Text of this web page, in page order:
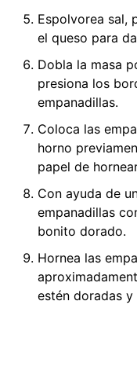
Espolvorea sal,
el queso para
Dobla la masa
presiona los
empanadillas.
Coloca las
horno
papel de
Con ayuda de
empanadillas
bonito dorado.
Hornea las
estén doradas y